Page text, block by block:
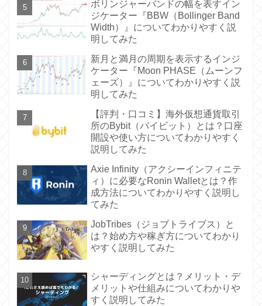
ボリンジャーバンドの幅を表すイン
ジケーター『BBW（Bollinger Band
Width）』についてわかりやすく説
明してみた
新月と満月の周期を表示するインジ
ケーター『Moon PHASE（ムーンフ
ェーズ）』についてわかりやすく説
明してみた
【評判・口コミ】海外仮想通貨取引
所のBybit（バイビット）とは？口座
開設や使い方についてわかりやすく
説明してみた
Axie Infinity（アクシーインフィニテ
ィ）に必要なRonin Walletとは？作
成方法についてわかりやすく説明し
てみた
JobTribes（ジョブトライブス）と
は？始め方や稼ぎ方についてわかり
やすく説明してみた
シャーディングとは？メリット・デ
メリットや仕組みについてわかりや
すく説明してみた